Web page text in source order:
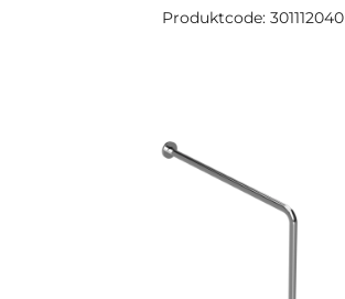
Produktcode: 301112040